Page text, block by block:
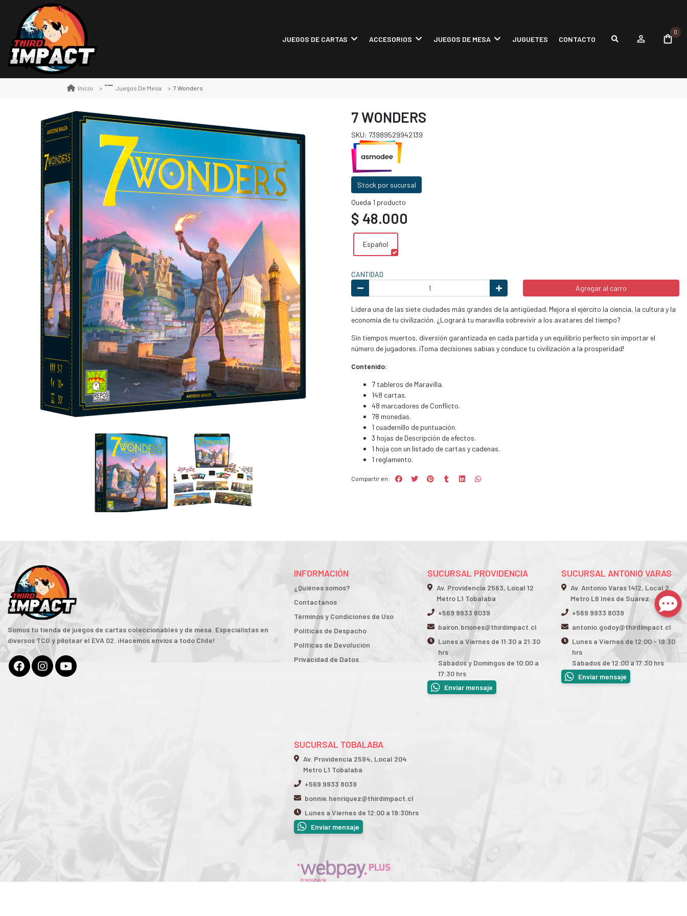
JUEGOS DE CARTAS ACCESORIOS JUEGOS DE MESA JUGUETES CONTACTO
0
Inicio Juegos De Mesa 7 Wonders
7 WONDERS
SKU: 73989529942139
Stock por sucursal
Queda 1 producto
$ 48.000
Español
CANTIDAD
Agregar al carro
Lidera una de las siete ciudades más grandes de la antigüedad. Mejora el ejército la ciencia, la cultura y la
economía de tu civilización. ¿Logrará tu maravilla sobrevivir a los avatares del tiempo?
Sin tiempos muertos, diversión garantizada en cada partida y un equilibrio perfecto sin importar el
número de jugadores. ¡Toma decisiones sabias y conduce tu civilización a la prosperidad!
Contenido:
7 tableros de Maravilla.
148 cartas.
48 marcadores de Conflicto.
78 monedas.
1 cuadernillo de puntuación.
3 hojas de Descripción de efectos.
1 hoja con un listado de cartas y cadenas.
1 reglamento.
Compartir en:
Somos tu tienda de juegos de cartas coleccionables y de mesa. Especialistas en
diversos TCG y pilotear el EVA 02. ¡Hacemos envíos a todo Chile!
INFORMACIÓN
¿Quiénes somos?
Contactanos
Términos y Condiciones de Uso
Políticas de Despacho
Políticas de Devolución
Privacidad de Datos
SUCURSAL PROVIDENCIA
Av. Providencia 2563, Local 12
Metro L1 Tobalaba
+569 9933 8039
bairon.briones@thirdimpact.cl
Lunes a Viernes de 11:30 a 21:30
hrs
Sábados y Domingos de 10:00 a
17:30 hrs
Enviar mensaje
SUCURSAL ANTONIO VARAS
Av. Antonio Varas 1412, Local 2
Metro L6 Inés de Suarez
+569 9933 8039
antonio.godoy@thirdimpact.cl
Lunes a Viernes de 12:00 - 19:30
hrs
Sábados de 12:00 a 17:30 hrs
Enviar mensaje
SUCURSAL TOBALABA
Av. Providencia 2594, Local 204
Metro L1 Tobalaba
+569 9933 8039
bonnie.henriquez@thirdimpact.cl
Lunes a Viernes de 12:00 a 19:30hrs
Enviar mensaje